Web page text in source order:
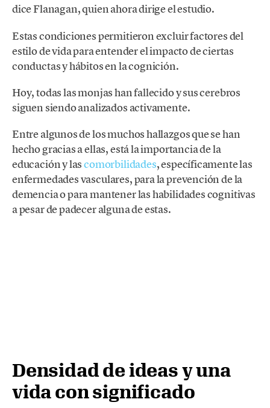
dice Flanagan, quien ahora dirige el estudio.
Estas condiciones permitieron excluir factores del
estilo de vida para entender el impacto de ciertas
conductas y hábitos en la cognición.
Hoy, todas las monjas han fallecido y sus cerebros
siguen siendo analizados activamente.
Entre algunos de los muchos hallazgos que se han
hecho gracias a ellas, está la importancia de la
educación y lascomorbilidades, específicamente las
enfermedades vasculares, para la prevención de la
demencia o para mantener las habilidades cognitivas
a pesar de padecer alguna de estas.
Densidad de ideas y una
vida con significado